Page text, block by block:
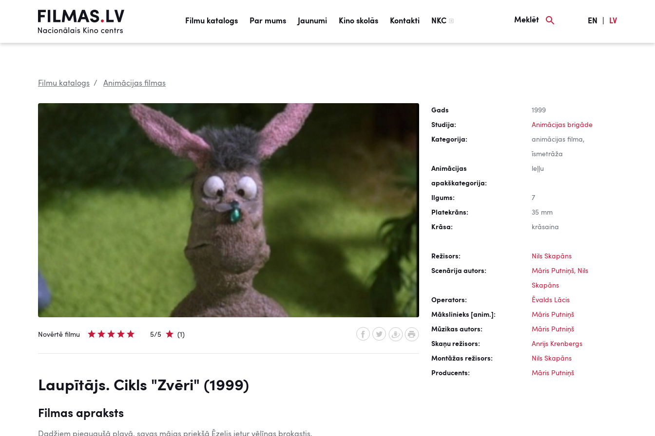
Filmu katalogs Par mums Jaunumi Kino skolās Kontakti NKC Meklēt EN LV
Filmu katalogs Animācijas filmas
Novērtē filmu 5/5 (1)
Laupītājs. Cikls "Zvēri" (1999)
Filmas apraksts
Gads 1999
Studija: Animācijas brigāde
Kategorija: animācijas filma,
īsmetrāža
Animācijas
apakškategorija:
leļļu
Ilgums: 7
Platekrāns: 35 mm
Krāsa: krāsaina
Režisors: Nils Skapāns
Scenārija autors: Māris Putniņš, Nils
Skapāns
Operators: Ēvalds Lācis
Mākslinieks [anim.]: Māris Putniņš
Mūzikas autors: Māris Putniņš
Skaņu režisors: Anrijs Krenbergs
Montāžas režisors: Nils Skapāns
Producents: Māris Putniņš